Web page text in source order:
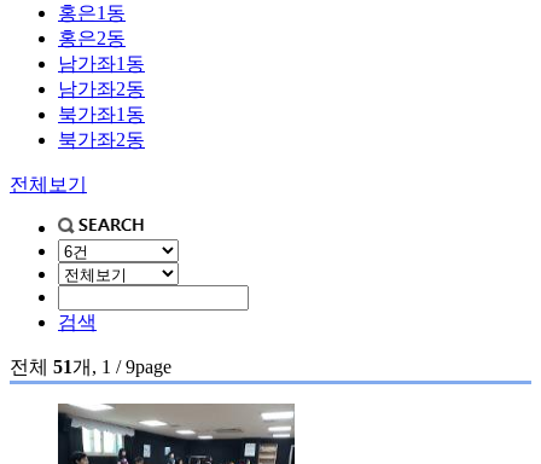
홍은1동
홍은2동
남가좌1동
남가좌2동
북가좌1동
북가좌2동
전체보기
검색
전체 51개, 1 / 9page